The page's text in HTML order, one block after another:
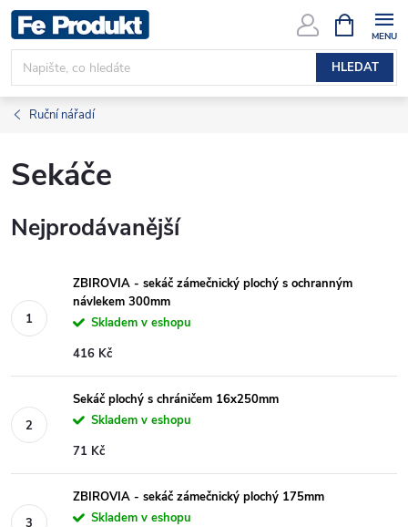
Přejít
na
obsah
HLEDAT
NÁKUPNÍ
KOŠÍK
Ruční nářadí
Sekáče
Nejprodávanější
ZBIROVIA - sekáč zámečnický plochý s ochranným
návlekem 300mm
Skladem v eshopu
416 Kč
Sekáč plochý s chráničem 16x250mm
Skladem v eshopu
71 Kč
ZBIROVIA - sekáč zámečnický plochý 175mm
Skladem v eshopu